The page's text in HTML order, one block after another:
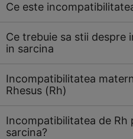
Ce este
Ce trebuie sa stii despre
in sarcina
Incompatibilitatea
Rhesus (Rh)
Incompatibilitatea de Rh
sarcina?